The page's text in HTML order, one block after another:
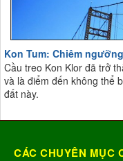
Kon Tum: Chiêm
Cầu treo Kon Klor đã trở
và là điểm đến không thể
đất này.
CÁC CHUYÊN MỤC